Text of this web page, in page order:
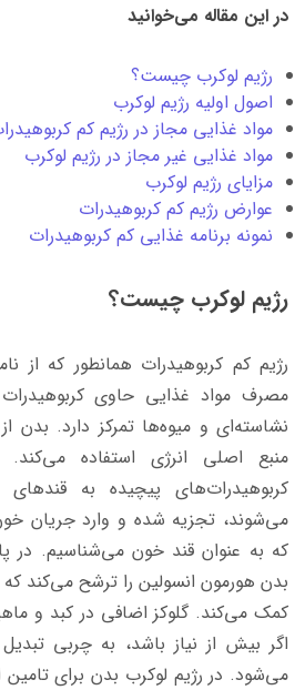
در این مقاله می‌خوانید
رژیم لوکرب چیست؟
اصول اولیه رژیم لوکرب
مواد غذایی مجاز در رژیم کم
مواد غذایی غیر مجاز در رژیم لوکرب
مزایای رژیم لوکرب
عوارض رژیم کم کربوهیدرات
نمونه برنامه غذایی کم کربوهیدرات
رژیم لوکرب چیست؟
رژیم کم کربوهیدرات همانطور که
مصرف مواد غذایی حاوی
نشاسته‌ای و میوه‌ها تمرکز دارد. بدن
منبع اصلی انرژی استفاده
کربوهیدرات‌های پیچیده به قندهای
می‌شوند، تجزیه شده و وارد جریان
که به عنوان قند خون می‌شناسیم. در
بدن هورمون انسولین را ترشح می‌کند که
کمک می‌کند. گلوکز اضافی در کبد و
اگر بیش از نیاز باشد، به چربی
می‌شود. در رژیم لوکرب بدن برای